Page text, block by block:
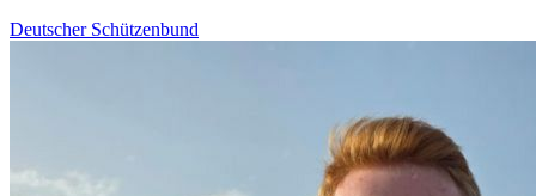
Deutscher Schützenbund